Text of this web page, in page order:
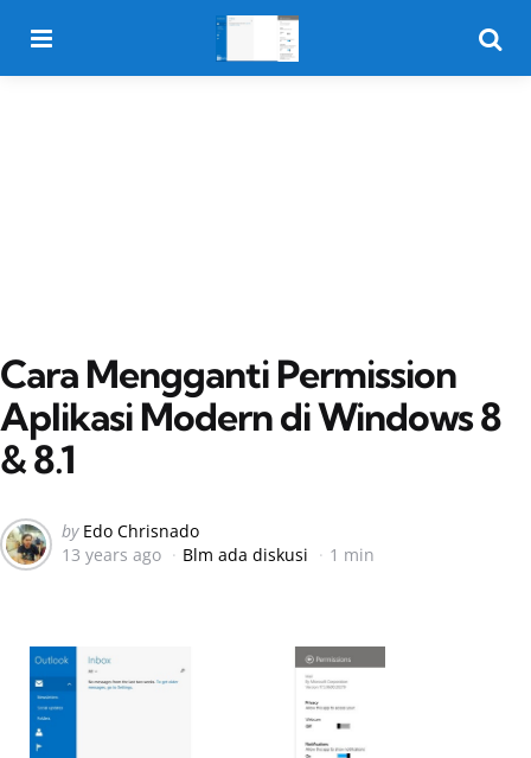
Cara Mengganti Permission
Aplikasi Modern di Windows 8
& 8.1
Posted
by
by Edo Chrisnado
13 years ago
Blm ada diskusi 1 min